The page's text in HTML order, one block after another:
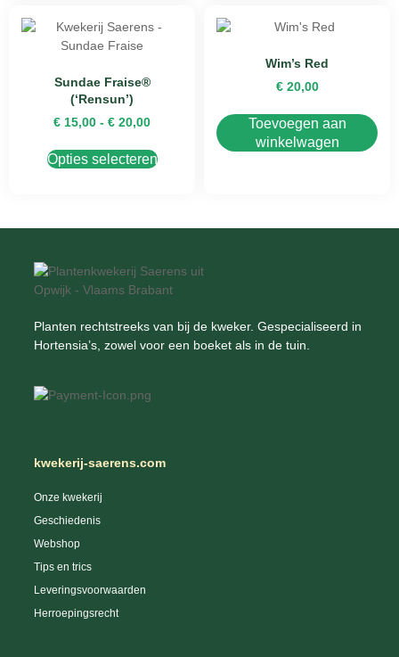
Sundae Fraise®
(‘Rensun’)
€ 15,00 - € 20,00
Opties selecteren
Wim’s Red
€20,00
Toevoegen aan
winkelwagen
Planten rechtstreeks van bij de kweker. Gespecialiseerd in
Hortensia’s, zowel voor een boeket als in de tuin.
kwekerij-saerens.com
Onze kwekerij
Geschiedenis
Webshop
Tips en trics
Leveringsvoorwaarden
Herroepingsrecht